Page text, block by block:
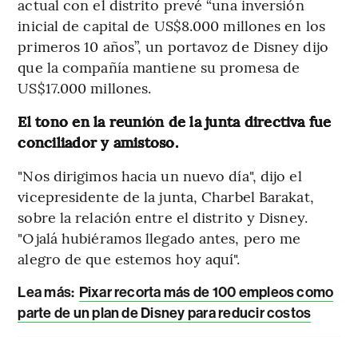
actual con el distrito prevé “una inversión
inicial de capital de US$8.000 millones en los
primeros 10 años”, un portavoz de Disney dijo
que la compañía mantiene su promesa de
US$17.000 millones.
El tono en la reunión de la junta directiva fue
conciliador y amistoso.
"Nos dirigimos hacia un nuevo día", dijo el
vicepresidente de la junta, Charbel Barakat,
sobre la relación entre el distrito y Disney.
"Ojalá hubiéramos llegado antes, pero me
alegro de que estemos hoy aquí".
Lea más: Pixar recorta más de 100 empleos como
parte de un plan de Disney para reducir costos